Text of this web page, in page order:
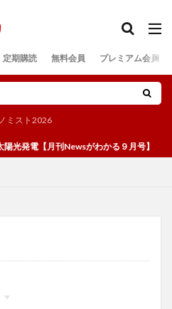
定期購読 無料会員 プレミアム会員
ミスト2026
光発電【月刊Newsがわかる９月号】
検索